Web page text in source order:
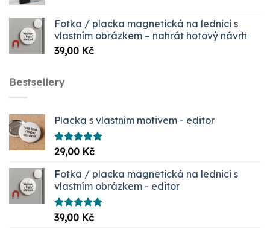
až
1099,00 Kč
Fotka / placka magnetická na lednici s
vlastním obrázkem – nahrát hotový návrh
39,00 Kč
Bestsellery
Placka s vlastním motivem - editor
Hodnocení
5.00
29,00 Kč
Fotka / placka magnetická na lednici s
vlastním obrázkem - editor
Hodnocení
5.00
39,00 Kč